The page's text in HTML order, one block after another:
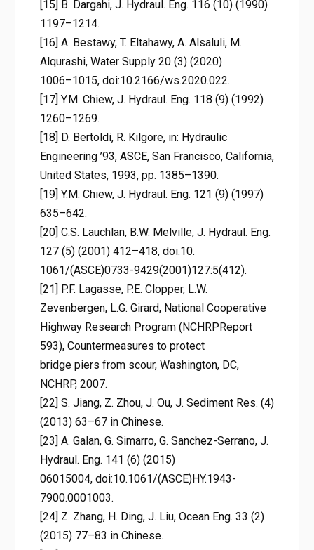
[15] B. Dargahi, J. Hydraul. Eng. 116 (10) (1990)
1197–1214.
[16] A. Bestawy, T. Eltahawy, A. Alsaluli, M.
Alqurashi, Water Supply 20 (3) (2020)
1006–1015, doi:10.2166/ws.2020.022.
[17] Y.M. Chiew, J. Hydraul. Eng. 118 (9) (1992)
1260–1269.
[18] D. Bertoldi, R. Kilgore, in: Hydraulic
Engineering ’93, ASCE, San Francisco, California,
United States, 1993, pp. 1385–1390.
[19] Y.M. Chiew, J. Hydraul. Eng. 121 (9) (1997)
635–642.
[20] C.S. Lauchlan, B.W. Melville, J. Hydraul. Eng.
127 (5) (2001) 412–418, doi:10.
1061/(ASCE)0733-9429(2001)127:5(412).
[21] P.F. Lagasse, P.E. Clopper, L.W.
Zevenbergen, L.G. Girard, National Cooperative
Highway Research Program (NCHRPReport
593), Countermeasures to protect
bridge piers from scour, Washington, DC,
NCHRP, 2007.
[22] S. Jiang, Z. Zhou, J. Ou, J. Sediment Res. (4)
(2013) 63–67 in Chinese.
[23] A. Galan, G. Simarro, G. Sanchez-Serrano, J.
Hydraul. Eng. 141 (6) (2015)
06015004, doi:10.1061/(ASCE)HY.1943-
7900.0001003.
[24] Z. Zhang, H. Ding, J. Liu, Ocean Eng. 33 (2)
(2015) 77–83 in Chinese.